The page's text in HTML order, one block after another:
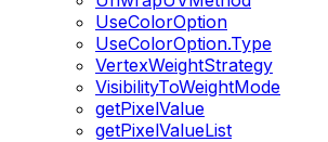
UseColorOption
UseColorOption.Type
VertexWeightStrategy
VisibilityToWeightMode
getPixelValue
getPixelValueList